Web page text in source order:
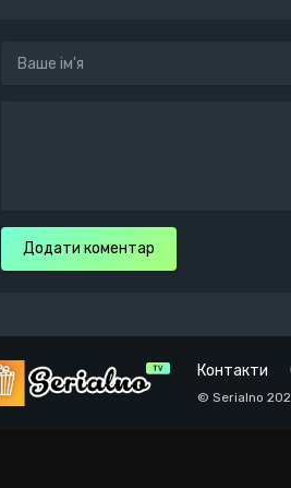
Додати коментар
Контакти
© Serialno